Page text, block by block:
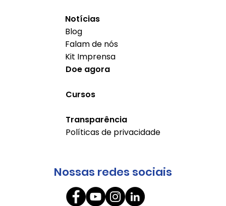
Nossas redes sociais
Notícias
Blog
Falam de nós
Kit Imprensa
Doe agora
Cursos
Transparência
Políticas de privacidade